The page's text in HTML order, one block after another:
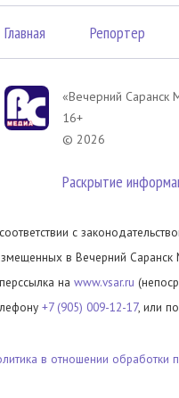
Главная Репортер
«Вечерний Саранск
16+
© 2026
Раскрытие
с
в Вечерний Саранск
на www.vsar.ru
+7 (905) 009-12-17, или
в отношении обработки